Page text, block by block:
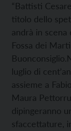
“Battisti
titolo dello
andrà in scena
Fossa dei
Buonconsiglio.
luglio di
assieme a
Maura
dipingeranno
sfaccettature,